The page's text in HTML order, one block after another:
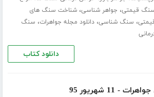
قیمتی، جواهر شناسی،شناخت سنگ های
، سنگ شناسی،دانلود مجله جواهرات، سنگ
دانلود کتاب
11 شهریور 95